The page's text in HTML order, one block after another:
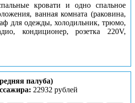
кровати и одно спальное
ванная комната (раковина,
для одежды, холодильник, трюмо,
кондиционер, розетка 220V,
палуба)
22932 рублей